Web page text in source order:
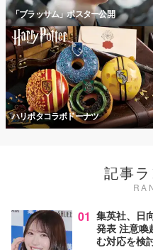
「ブラッサム」ポスター公開
ハリポタコラボドーナツ
記事
01 集英社、日
発表 注意喚
む対応を検